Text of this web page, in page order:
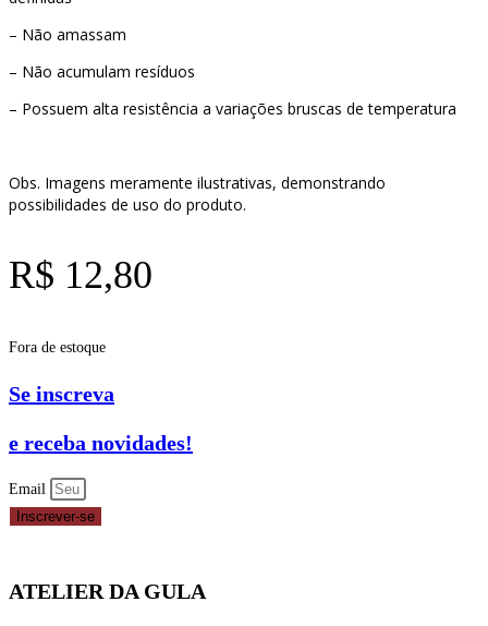
– Não amassam
– Não acumulam resíduos
– Possuem alta resistência a variações bruscas de temperatura
Obs. Imagens meramente ilustrativas, demonstrando
possibilidades de uso do produto.
R$ 12,80
Fora de estoque
Se inscreva
e receba novidades!
Email
Inscrever-se
ATELIER DA GULA